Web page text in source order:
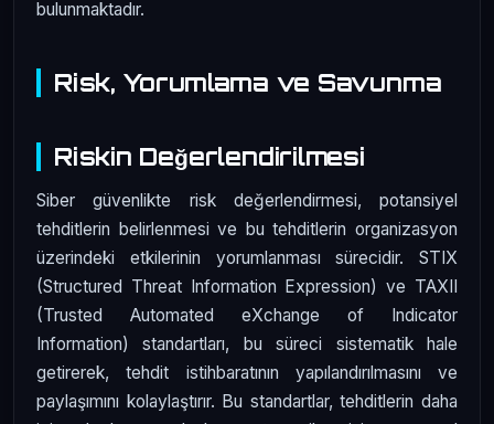
bulunmaktadır.
Risk, Yorumlama ve Savunma
Riskin Değerlendirilmesi
Siber güvenlikte risk değerlendirmesi, potansiyel
tehditlerin belirlenmesi ve bu tehditlerin organizasyon
üzerindeki etkilerinin yorumlanması sürecidir. STIX
(Structured Threat Information Expression) ve TAXII
(Trusted Automated eXchange of Indicator
Information) standartları, bu süreci sistematik hale
getirerek, tehdit istihbaratının yapılandırılmasını ve
paylaşımını kolaylaştırır. Bu standartlar, tehditlerin daha